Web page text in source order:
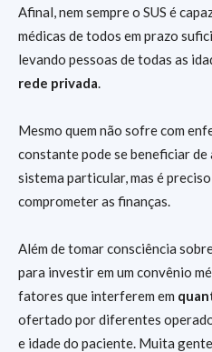
Afinal, nem sempre o SUS é
médicas de todos em prazo
levando pessoas de todas as
rede privada.
Mesmo quem não sofre com
constante pode se beneficiar
sistema particular, mas é
comprometer as finanças.
Além de tomar consciência
para investir em um convênio
fatores que interferem em
ofertado por diferentes
e idade do paciente. Muita gente